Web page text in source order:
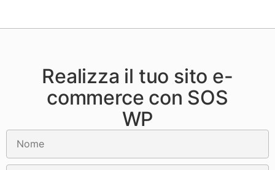
Realizza il tuo sito e-
commerce con SOS
WP